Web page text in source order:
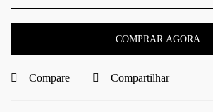
COMPRAR AGORA
Compare Compartilhar